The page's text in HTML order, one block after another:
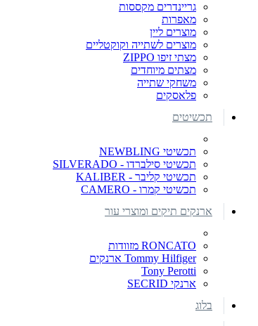
גריינדרים מקססות
מאפרות
מוצרים ליין
מוצרים לשתייה וקוקטליים
מצתי זיפו ZIPPO
מצתים מיוחדים
משחקי שתייה
פלאסקים
תכשיטים
תכשיטי NEWBLING
תכשיטי סילברדו - SILVERADO
תכשיטי קליבר - KALIBER
תכשיטי קמרו - CAMERO
ארנקים תיקים ומוצרי עור
RONCATO מזוודות
Tommy Hilfiger ארנקים
Tony Perotti
ארנקי SECRID
בלוג